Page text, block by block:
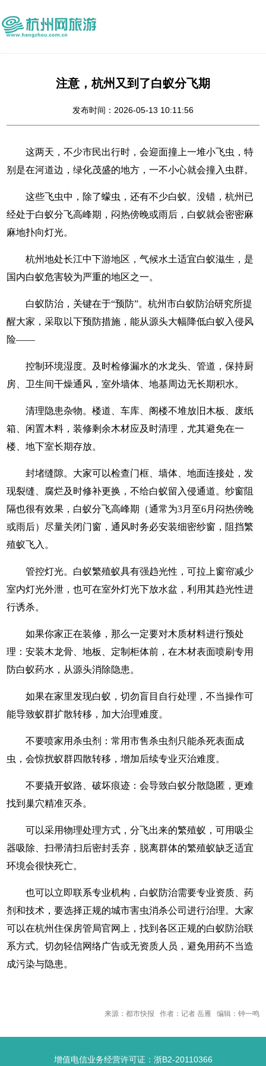
注意，杭州又到了白蚁分飞期
发布时间：2026-05-13 10:11:56
这两天，不少市民出行时，会迎面撞上一堆小飞虫，特
别是在河道边，绿化茂盛的地方，一不小心就会撞入虫群。
这些飞虫中，除了蠓虫，还有不少白蚁。没错，杭州已
经处于白蚁分飞高峰期，闷热傍晚或雨后，白蚁就会密密麻
麻地扑向灯光。
杭州地处长江中下游地区，气候水土适宜白蚁滋生，是
国内白蚁危害较为严重的地区之一。
白蚁防治，关键在于“预防”。杭州市白蚁防治研究所提
醒大家，采取以下预防措施，能从源头大幅降低白蚁入侵风
险——
控制环境湿度。及时检修漏水的水龙头、管道，保持厨
房、卫生间干燥通风，室外墙体、地基周边无长期积水。
清理隐患杂物。楼道、车库、阁楼不堆放旧木板、废纸
箱、闲置木料，装修剩余木材应及时清理，尤其避免在一
楼、地下室长期存放。
封堵缝隙。大家可以检查门框、墙体、地面连接处，发
现裂缝、腐烂及时修补更换，不给白蚁留入侵通道。纱窗阻
隔也很有效果，白蚁分飞高峰期（通常为3月至6月闷热傍晚
或雨后）尽量关闭门窗，通风时务必安装细密纱窗，阻挡繁
殖蚁飞入。
管控灯光。白蚁繁殖蚁具有强趋光性，可拉上窗帘减少
室内灯光外泄，也可在室外灯光下放水盆，利用其趋光性进
行诱杀。
如果你家正在装修，那么一定要对木质材料进行预处
理：安装木龙骨、地板、定制柜体前，在木材表面喷刷专用
防白蚁药水，从源头消除隐患。
如果在家里发现白蚁，切勿盲目自行处理，不当操作可
能导致蚁群扩散转移，加大治理难度。
不要喷家用杀虫剂：常用市售杀虫剂只能杀死表面成
虫，会惊扰蚁群四散转移，增加后续专业灭治难度。
不要撬开蚁路、破坏痕迹：会导致白蚁分散隐匿，更难
找到巢穴精准灭杀。
可以采用物理处理方式，分飞出来的繁殖蚁，可用吸尘
器吸除、扫帚清扫后密封丢弃，脱离群体的繁殖蚁缺乏适宜
环境会很快死亡。
也可以立即联系专业机构，白蚁防治需要专业资质、药
剂和技术，要选择正规的城市害虫消杀公司进行治理。大家
可以在杭州住保房管局官网上，找到各区正规的白蚁防治联
系方式。切勿轻信网络广告或无资质人员，避免用药不当造
成污染与隐患。
来源：都市快报 作者：记者 岳雁 编辑：钟一鸣
增值电信业务经营许可证：浙B2-20110366